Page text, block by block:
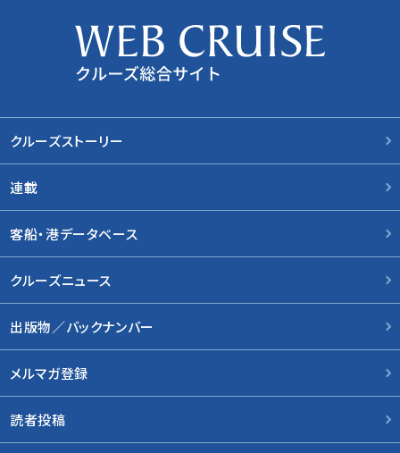
クルーズストーリー
連載
客船・港データベース
クルーズニュース
出版物／バックナンバー
メルマガ登録
読者投稿